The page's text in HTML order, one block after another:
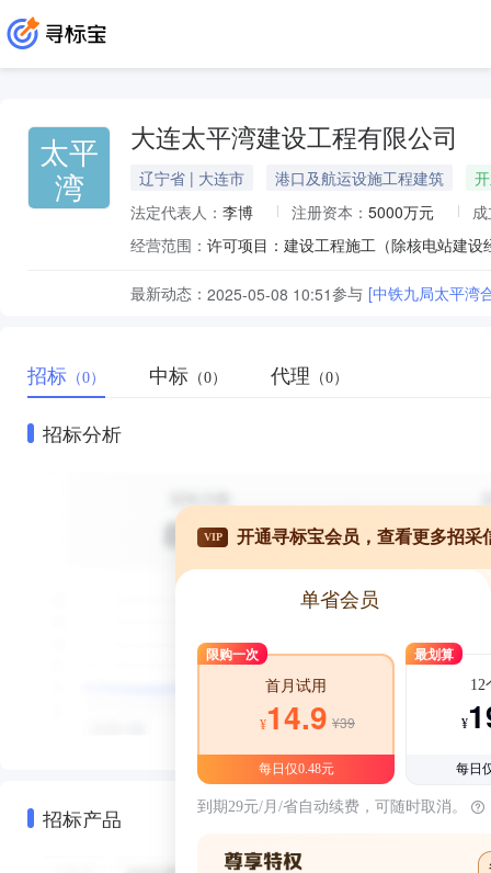
太平
湾
大连太平湾建设工程有限公司
辽宁省 | 大连市 港口及航运设施工程建筑
法定代表人： 李博 注册资本： 5000万元
经营范围：
最新动态： 2025-05-08 10:51参与 [中铁九局太平湾
招标 （0） 中标 （0） 代理 （0）
招标分析
招标产品
VIP 开通寻标宝会员，查看更多招采
单省会员
限购一次
首月试用
¥14.9 ¥39
每日仅0.48元
最划算
12
¥
每日
到期29元/月/省自动续费，可随时取消。